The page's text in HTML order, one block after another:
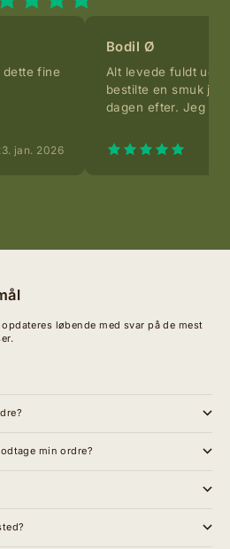
fine
jan. 2026
Bodil Ø
Alt levede fuldt ud
bestilte en smuk
dagen efter. Jeg
løbende med svar på de mest
min ordre?